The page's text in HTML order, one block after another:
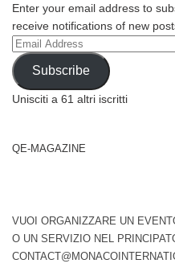
Enter your email address to
receive notifications of new
Email
Address
Subscribe
Unisciti a 61 altri iscritti
QE-MAGAZINE
VUOI ORGANIZZARE UN
O UN SERVIZIO NEL